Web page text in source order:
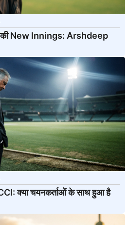
New Innings: Arshdeep
क्या चयनकर्ताओं के साथ हुआ है